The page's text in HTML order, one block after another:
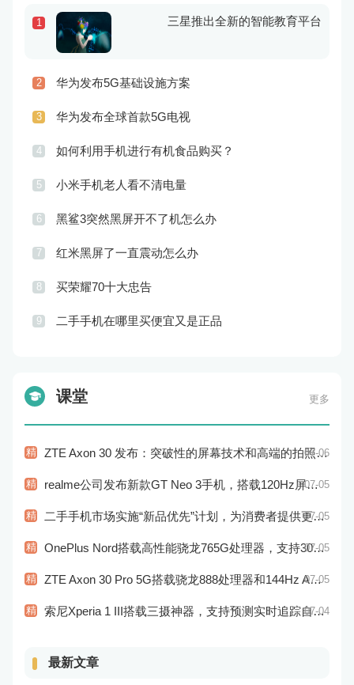
1 三星推出全新的智能教育平台
2 华为发布5G基础设施方案
3 华为发布全球首款5G电视
4 如何利用手机进行有机食品购买？
5 小米手机老人看不清电量
6 黑鲨3突然黑屏开不了机怎么办
7 红米黑屏了一直震动怎么办
8 买荣耀70十大忠告
9 二手手机在哪里买便宜又是正品
课堂 更多
精 ZTE Axon 30 发布：突破性的屏幕技术和高端的拍照表现07-06
精 realme公司发布新款GT Neo 3手机，搭载120Hz屏幕刷新率07-05
精 二手手机市场实施“新品优先”计划，为消费者提供更加高性能的二手手机选择07-05
精 OnePlus Nord搭载高性能骁龙765G处理器，支持30W快充07-05
精 ZTE Axon 30 Pro 5G搭载骁龙888处理器和144Hz AMOLED显示屏：性能和显示效果俱佳07-05
精 索尼Xperia 1 III搭载三摄神器，支持预测实时追踪自动对焦07-04
最新文章